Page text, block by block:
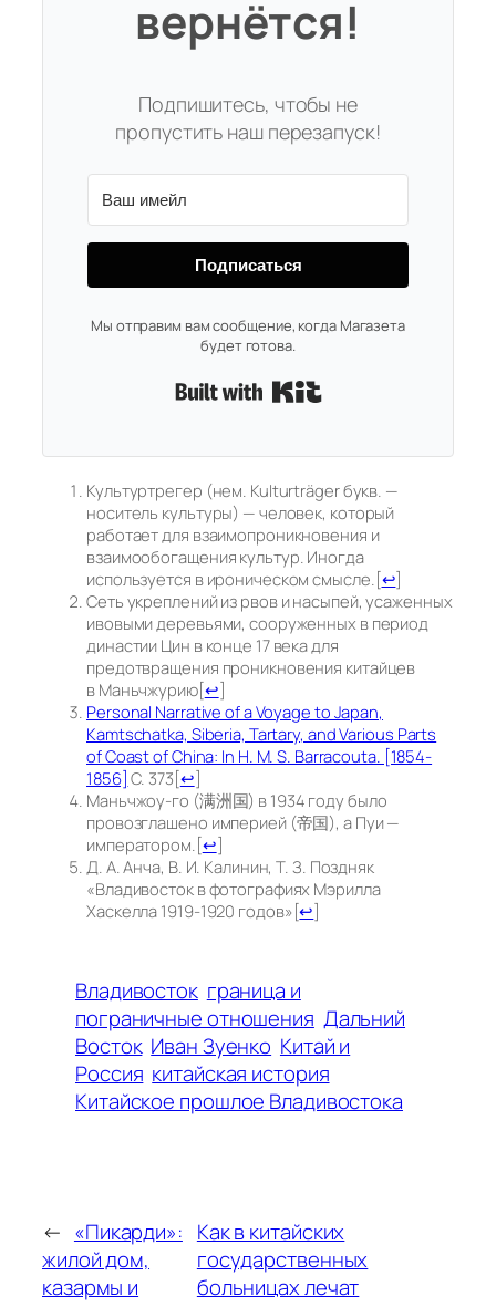
вернётся!
Подпишитесь, чтобы не
пропустить наш перезапуск!
Подписаться
Мы отправим вам сообщение, когда Магазета
будет готова.
Культуртрегер (нем. Kulturträger букв. —
носитель культуры) — человек, который
работает для взаимопроникновения и
взаимообогащения культур. Иногда
используется в ироническом смысле. [↩]
Сеть укреплений из рвов и насыпей, усаженных
ивовыми деревьями, сооруженных в период
династии Цин в конце 17 века для
предотвращения проникновения китайцев
в Маньчжурию[↩]
Personal Narrative of a Voyage to Japan,
Kamtschatka, Siberia, Tartary, and Various Parts
of Coast of China: In H. M. S. Barracouta. [1854-
1856] С. 373 [↩]
Маньчжоу-го (满洲国) в 1934 году было
провозглашено империей (帝国), а Пуи —
императором. [↩]
Д. А. Анча, В. И. Калинин, Т. З. Поздняк
«Владивосток в фотографиях Мэрилла
Хаскелла 1919-1920 годов» [↩]
Владивосток граница и
пограничные отношения Дальний
Восток Иван Зуенко Китай и
Россия китайская история
Китайское прошлое Владивостока
← «Пикарди»:
жилой дом,
казармы и
Как в китайских
государственных
больницах лечат